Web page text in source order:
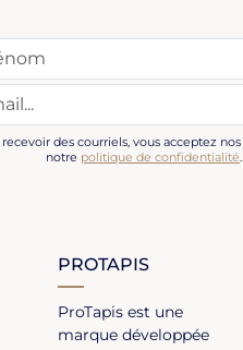
des courriels, vous acceptez nos
notre politique de confidentialité.
PROTAPIS
ProTapis est une
marque développée